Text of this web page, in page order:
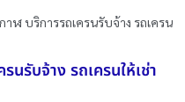
าฬ บริการรถเครนรับจ้าง รถเครน
นรับจ้าง รถเครนให้เช่า